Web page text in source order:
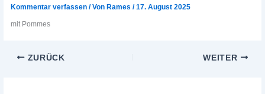
Kommentar verfassen / VonRames/17. August 2025
mit Pommes
ZURÜCK WEITER